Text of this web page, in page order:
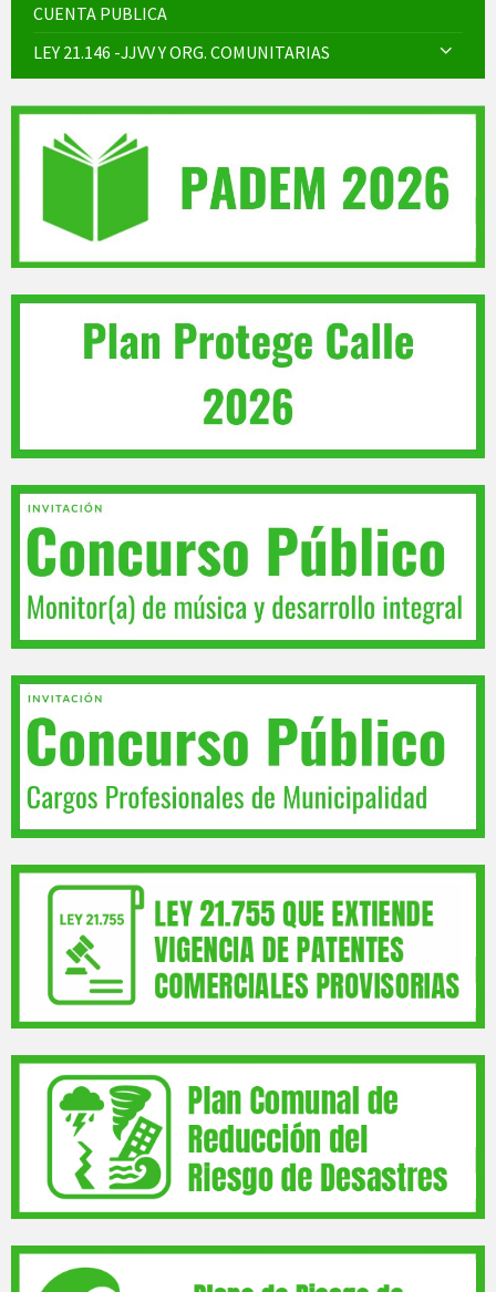
CUENTA PUBLICA
LEY 21.146 -JJVV Y ORG. COMUNITARIAS